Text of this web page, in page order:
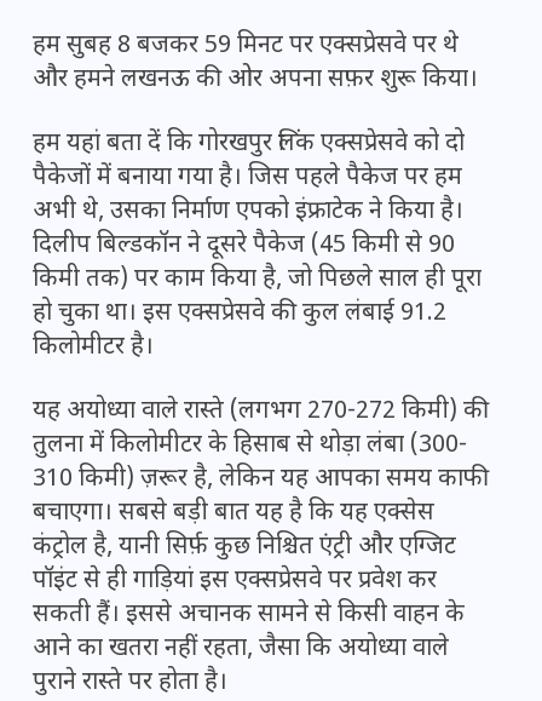
हम सुबह 8 बजकर 59 मिनट पर एक्सप्रेसवे पर थे
और हमने लखनऊ की ओर अपना सफ़र शुरू किया।
हम यहां बता दें किगोरखपुर लिंक एक्सप्रेसवेको दो
पैकेजों में बनाया गया है। जिस पहले पैकेज पर हम
अभी थे, उसका निर्माण एपको इंफ्राटेक ने किया है।
दिलीप बिल्डकॉनने दूसरे पैकेज (45 किमी से 90
किमी तक) पर काम किया है, जो पिछले साल ही पूरा
हो चुका था। इस एक्सप्रेसवे की कुल लंबाई 91.2
किलोमीटर है।
यह अयोध्या वाले रास्ते (लगभग 270-272 किमी) की
तुलना में किलोमीटर के हिसाब से थोड़ा लंबा (300-
310 किमी) ज़रूर है, लेकिन यह आपका समय काफी
बचाएगा। सबसे बड़ी बात यह है कि यह एक्सेस
कंट्रोल है, यानी सिर्फ़ कुछ निश्चित एंट्री और एग्जिट
पॉइंट से ही गाड़ियां इस एक्सप्रेसवे पर प्रवेश कर
सकती हैं। इससे अचानक सामने से किसी वाहन के
आने का खतरा नहीं रहता, जैसा कि अयोध्या वाले
पुराने रास्ते पर होता है।